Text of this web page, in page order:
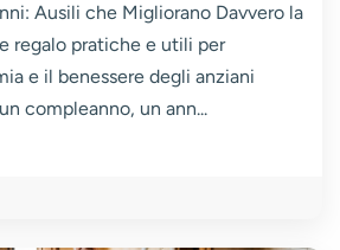
Ausili che Migliorano Davvero la
regalo pratiche e utili per
e il benessere degli anziani
compleanno, un ann...